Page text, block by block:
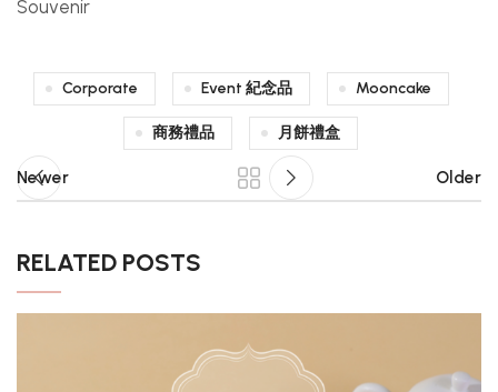
Souvenir
Corporate Event 紀念品 Mooncake
商務禮品 月餅禮盒
Newer Older
RELATED POSTS